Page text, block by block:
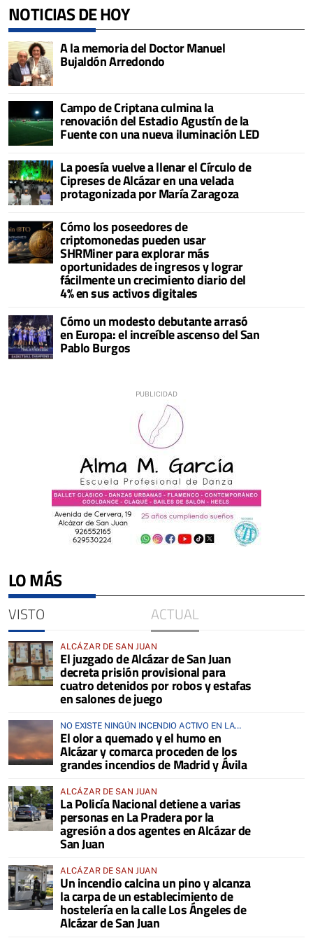
NOTICIAS DE HOY
A la memoria del Doctor Manuel
Bujaldón Arredondo
Campo de Criptana culmina la
renovación del Estadio Agustín de la
Fuente con una nueva iluminación LED
La poesía vuelve a llenar el Círculo de
Cipreses de Alcázar en una velada
protagonizada por María Zaragoza
Cómo los poseedores de
criptomonedas pueden usar
SHRMiner para explorar más
oportunidades de ingresos y lograr
fácilmente un crecimiento diario del
4% en sus activos digitales
Cómo un modesto debutante arrasó
en Europa: el increíble ascenso del San
Pablo Burgos
LO MÁS
VISTO ACTUAL
ALCÁZAR DE SAN JUAN
El juzgado de Alcázar de San Juan
decreta prisión provisional para
cuatro detenidos por robos y estafas
en salones de juego
NO EXISTE NINGÚN INCENDIO ACTIVO EN LA
COMARCA
El olor a quemado y el humo en
Alcázar y comarca proceden de los
grandes incendios de Madrid y Ávila
ALCÁZAR DE SAN JUAN
La Policía Nacional detiene a varias
personas en La Pradera por la
agresión a dos agentes en Alcázar de
San Juan
ALCÁZAR DE SAN JUAN
Un incendio calcina un pino y alcanza
la carpa de un establecimiento de
hostelería en la calle Los Ángeles de
Alcázar de San Juan